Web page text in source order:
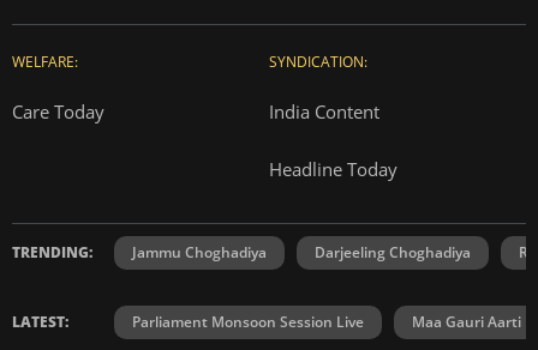
WELFARE:
Care Today
SYNDICATION:
India Content
Headline Today
TRENDING: Jammu Choghadiya Darjeeling Choghadiya
LATEST: Parliament Monsoon Session Live Maa Gauri Aarti